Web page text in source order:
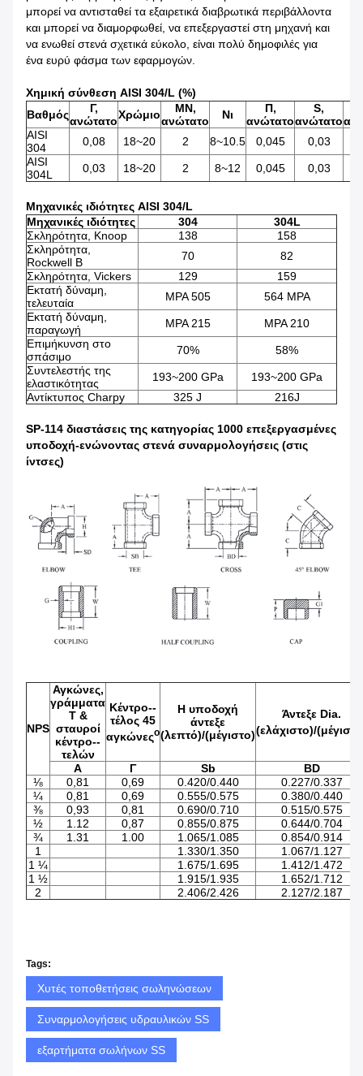
μπορεί να αντισταθεί τα εξαιρετικά διαβρωτικά περιβάλλοντα
και μπορεί να διαμορφωθεί, να επεξεργαστεί στη μηχανή και
να ενωθεί στενά σχετικά εύκολο, είναι πολύ δημοφιλές για
ένα ευρύ φάσμα των εφαρμογών.
Χημική σύνθεση AISI 304/L (%)
Βαθμός
Γ,
ανώτατοΧρώμιο
ΜΝ,
ανώτατο
Νι
Π,
ανώτατο
S,
ανώτατο
AISI
304
0,08 18~20 2 8~10.5 0,045
0,03
AISI
304L
0,03 18~20 2 8~12 0,045 0,03
Μηχανικές ιδιότητες AISI 304/L
Μηχανικές ιδιότητες
304
304L
Σκληρότητα, Knoop
138
158
Σκληρότητα,
Rockwell Β
70
82
Σκληρότητα, Vickers
129
159
Εκτατή δύναμη,
τελευταία
MPA 505
564 MPA
Εκτατή δύναμη,
παραγωγή
MPA 215
MPA 210
Επιμήκυνση στο
σπάσιμο
70%
58%
Συντελεστής της
ελαστικότητας
193~200 GPa
193~200 GPa
Αντίκτυπος Charpy
325 J 216J
SP-114 διαστάσεις της κατηγορίας 1000 επεξεργασμένες
υποδοχή-ενώνοντας στενά συναρμολογήσεις (στις
ίντσες)
NPS
Αγκώνες,
γράμματα
Τ &
σταυροί
κέντρο--
τελών
Κέντρο--
τέλος 45
αγκώνεςο
Η υποδοχή
άντεξε
(λεπτό)/(μέγιστο)
Άντεξε Dia.
(ελάχιστο)/
Α Γ Sb
BD
⅛
0,81 0,69 0.420/0.440
0.227/0.337
¼
0,81 0,69 0.555/0.575
0.380/0.440
⅜
0,93 0,81 0.690/0.710
0.515/0.575
½
1.12 0,87 0.855/0.875
0.644/0.704
¾
1.31 1.00 1.065/1.085
0.854/0.914
1
1.330/1.350
1.067/1.127
1 ¼
1.675/1.695
1.412/1.472
1 ½
1.915/1.935
1.652/1.712
2
2.406/2.426 2.127/2.187
Tags:
Χυτές τοποθετήσεις σωληνώσεων
Συναρμολογήσεις υδραυλικών SS
εξαρτήματα σωλήνων SS